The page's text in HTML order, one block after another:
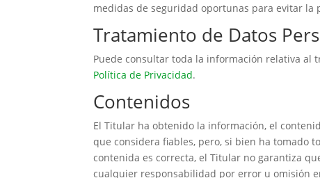
medidas de seguridad oportunas para evitar la
Tratamiento de Datos
Puede consultar toda la información relativa al
Política de Privacidad.
Contenidos
El Titular ha obtenido la información, el
que considera fiables, pero, si bien ha tomado
contenida es correcta, el Titular no garantiza
cualquier responsabilidad por error u omisión